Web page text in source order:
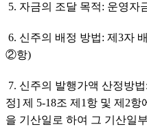
5. 자금의 조달 목적: 운영자
6. 신주의 배정 방법: 제3자
②항)
7. 신주의 발행가액 산정방
정] 제 5-18조 제1항 및 제2
을 기산일로 하여 그 기산일